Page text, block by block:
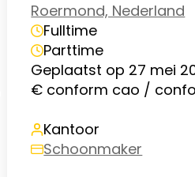
Roermond, Nederland
Fulltime
Parttime
Geplaatst op 27 mei
€ conform cao /
Kantoor
Schoonmaker